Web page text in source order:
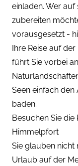
einladen. Wer
zubereiten
vorausgesetzt -
Ihre Reise auf
führt Sie vorbei
Seen einfach den
baden.
Besuchen Sie die
Himmelpfort
Sie glauben nicht
Urlaub auf der